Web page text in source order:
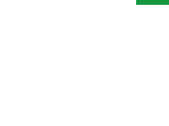
Télécharger le bon de commande